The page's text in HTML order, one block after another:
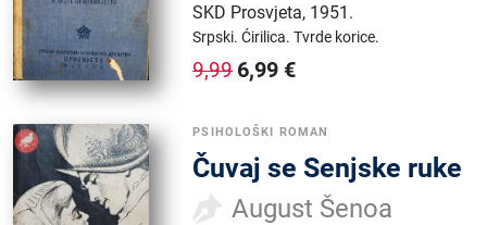
SKD Prosvjeta, 1951.
Srpski.Ćirilica.Tvrde korice.
9,99 6,99 €
PSIHOLOŠKI ROMAN
Čuvaj se Senjske ruke
August Šenoa